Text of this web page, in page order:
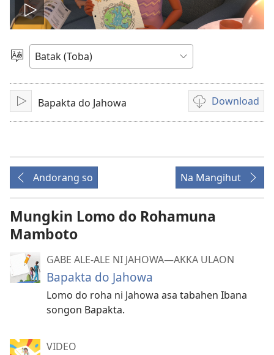
Putar
video
Pillit
Hata
PangoluBapakta do Jahowa Download
Unduhan
rekaman
Andorang so
Na Mangihut
Mungkin Lomo do Rohamuna
Mamboto
GABE ALE-ALE NI JAHOWA​—AKKA ULAON
Bapakta do Jahowa
Lomo do roha ni Jahowa asa tabahen Ibana
songon Bapakta.
VIDEO